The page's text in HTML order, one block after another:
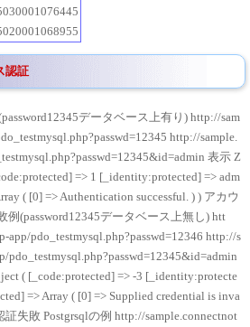
認証
データベース上有り) http://sam
http://sample.
表示 Z
=> 1 [_identity:protected] => adm
( [0] => Authentication successful. ) ) アカウ
例(password12345データベース上無し) htt
app/pdo_testmysql.php?passwd=12346 http://s
pdo_testmysql.php?passwd=12345&id=admin
( [_code:protected] => -3 [_identity:protecte
=> Array ( [0] => Supplied credential is inva
失敗 Postgrsqlの例 http://sample.connectnot